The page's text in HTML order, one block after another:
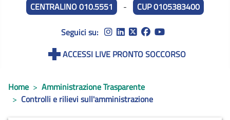
CENTRALINO 010.5551 - CUP 0105383400
Seguici su:
ACCESSI LIVE PRONTO SOCCORSO
Home
Amministrazione Trasparente
Controlli e rilievi sull'amministrazione